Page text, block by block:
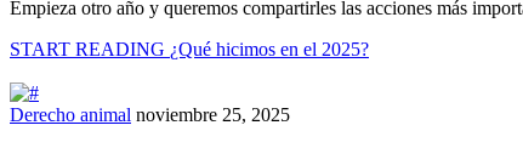
Empieza otro año y queremos compartirles las acciones más
START READING ¿Qué hicimos en el 2025?
Derecho animal noviembre 25, 2025